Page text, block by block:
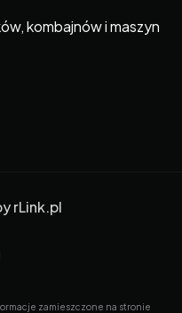
kombajnów i maszyn
rLink.pl
zamieszczone na stronie